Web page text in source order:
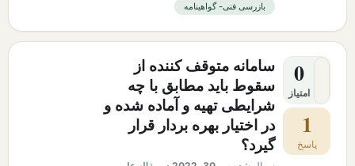
بازرسی فنی- گواهینامه
0
امتیاز
1
پاسخ
سامانه متوقف كننده از
سقوط بايد مطابق با چه
شرايطی تهيه و آماده شده و
در اختيار بهره بردار قرار
گيرد؟